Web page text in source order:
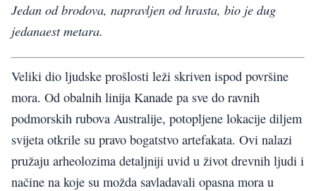
Jedan od brodova, napravljen od hrasta, bio je dug
jedanaest metara.
Veliki dio ljudske prošlosti leži skriven ispod površine
mora. Od obalnih linija Kanade pa sve do ravnih
podmorskih rubova Australije, potopljene lokacije diljem
svijeta otkrile su pravo bogatstvo artefakata. Ovi nalazi
pružaju arheolozima detaljniji uvid u život drevnih ljudi i
načine na koje su možda savladavali opasna mora u